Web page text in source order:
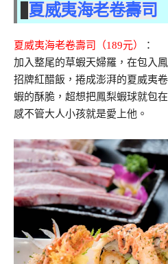
夏威夷海老卷壽司
夏威夷海老卷壽司（189元）
：
加入整尾的草蝦天婦羅，在包入
招牌紅醋飯，捲成澎湃的夏威夷
蝦的酥脆，超想把鳳梨蝦球就包
感不管大人小孩就是愛上他。